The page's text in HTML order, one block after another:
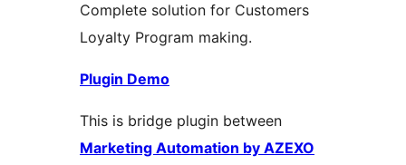
Complete solution for Customers
Loyalty Program making.
Plugin Demo
This is bridge plugin between
Marketing Automation by AZEXO